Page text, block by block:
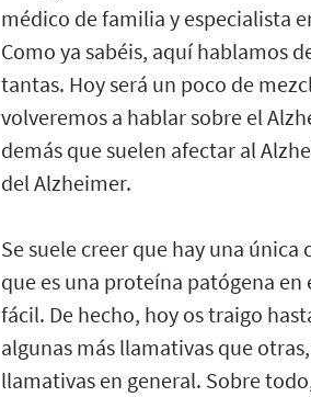
médico de familia y especialista
Como ya sabéis, aquí hablamos
tantas. Hoy será un poco de
volveremos a hablar sobre el
demás que suelen afectar al
del Alzheimer.
Se suele creer que hay una
que es una proteína patógena
fácil. De hecho, hoy os traigo
algunas más llamativas que
llamativas en general. Sobre